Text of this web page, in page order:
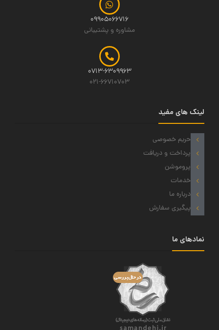
09905066716
مشاوره و پشتیبانی
0713-6309963
021-66710703
لینک های مفید
حریم خصوصی
پرداخت و دریافت
پروموشن
خدمات
درباره ما
پیگیری سفارش
نمادهای ما